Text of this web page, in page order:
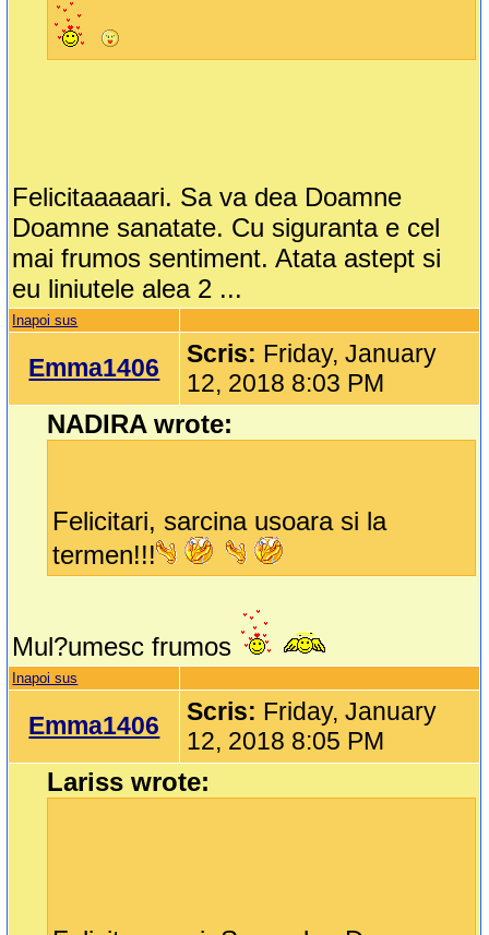
Felicitaaaaari. Sa va dea Doamne
Doamne sanatate. Cu siguranta e cel
mai frumos sentiment. Atata astept si
eu liniutele alea 2 ...
Inapoi sus
Emma1406 Scris: Friday, January
12, 2018 8:03 PM
NADIRA wrote:
Felicitari, sarcina usoara si la
termen!!!
Mul?umesc frumos
Inapoi sus
Emma1406 Scris: Friday, January
12, 2018 8:05 PM
Lariss wrote: